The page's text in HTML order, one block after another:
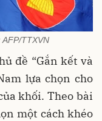
TTXVN
đề “Gắn kết và
lựa chọn cho
khối. Theo bài
một cách khéo